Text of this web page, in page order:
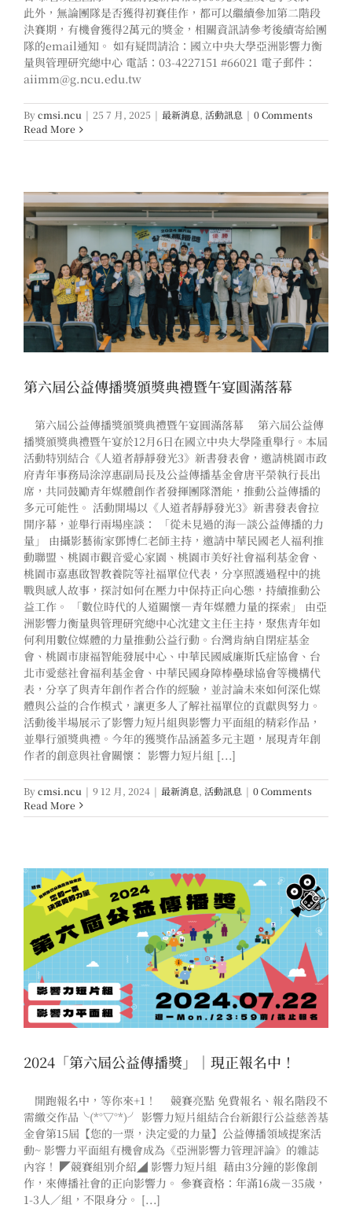
此外，無論團隊是否獲得初賽佳作，都可以繼續參加第二階段
決賽期，有機會獲得2萬元的獎金，相關資訊請參考後續寄給團
隊的email通知。 如有疑問請洽：國立中央大學亞洲影響力衡
量與管理研究總中心 電話：03-4227151 #66021 電子郵件：
aiimm@g.ncu.edu.tw
Bycmsi.ncu | 25 7 月, 2025 | 最新消息, 活動訊息 | 0 Comments
Read More
第六屆公益傳播獎頒獎典禮暨午宴圓滿落幕
第六屆公益傳播獎頒獎典禮暨午宴圓滿落幕 第六屆公益傳
播獎頒獎典禮暨午宴於12月6日在國立中央大學隆重舉行。本屆
活動特別結合《人道者靜靜發光3》新書發表會，邀請桃園市政
府青年事務局涂淳惠副局長及公益傳播基金會唐平榮執行長出
席，共同鼓勵青年媒體創作者發揮團隊潛能，推動公益傳播的
多元可能性。 活動開場以《人道者靜靜發光3》新書發表會拉
開序幕，並舉行兩場座談： 「從未見過的海—談公益傳播的力
量」 由攝影藝術家鄧博仁老師主持，邀請中華民國老人福利推
動聯盟、桃園市觀音愛心家園、桃園市美好社會福利基金會、
桃園市嘉惠啟智教養院等社福單位代表，分享照護過程中的挑
戰與感人故事，探討如何在壓力中保持正向心態，持續推動公
益工作。 「數位時代的人道關懷—青年媒體力量的探索」 由亞
洲影響力衡量與管理研究總中心沈建文主任主持，聚焦青年如
何利用數位媒體的力量推動公益行動。台灣肯納自閉症基金
會、桃園市康福智能發展中心、中華民國威廉斯氏症協會、台
北市愛慈社會福利基金會、中華民國身障棒壘球協會等機構代
表，分享了與青年創作者合作的經驗，並討論未來如何深化媒
體與公益的合作模式，讓更多人了解社福單位的貢獻與努力。
活動後半場展示了影響力短片組與影響力平面組的精彩作品，
並舉行頒獎典禮。今年的獲獎作品涵蓋多元主題，展現青年創
作者的創意與社會關懷： 影響力短片組 [...]
Bycmsi.ncu | 9 12 月, 2024 | 最新消息, 活動訊息 | 0 Comments
Read More
2024「第六屆公益傳播獎」｜現正報名中！
開跑報名中，等你來+1！ 競賽亮點 免費報名、報名階段不
需繳交作品╰(*°▽°*)╯ 影響力短片組結合台新銀行公益慈善基
金會第15屆【您的一票，決定愛的力量】公益傳播領域提案活
動~ 影響力平面組有機會成為《亞洲影響力管理評論》的雜誌
內容！ ◤競賽組別介紹◢ 影響力短片組 藉由3分鐘的影像創
作，來傳播社會的正向影響力。 參賽資格：年滿16歲－35歲，
1-3人／組，不限身分。 [...]